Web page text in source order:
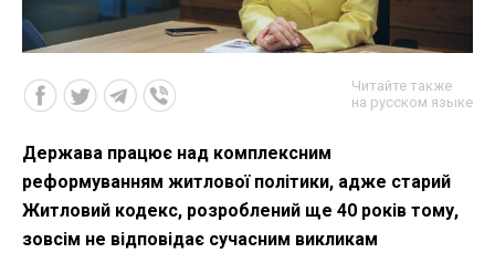
Читайте также
на русском языке
Держава працює над комплексним
реформуванням житлової політики, адже старий
Житловий кодекс, розроблений ще 40 років тому,
зовсім не відповідає сучасним викликам